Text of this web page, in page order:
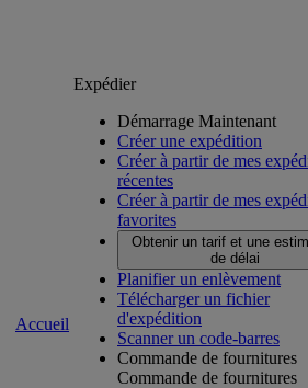
Accueil
Expédier
Démarrage Maintenant
Créer une expédition
Créer à partir de mes
récentes
Créer à partir de mes
favorites
Obtenir un tarif et une
de délai
Planifier un enlèvement
Télécharger un fichier
d'expédition
Scanner un code-barres
Commande de fournitures
Commande de fournitures